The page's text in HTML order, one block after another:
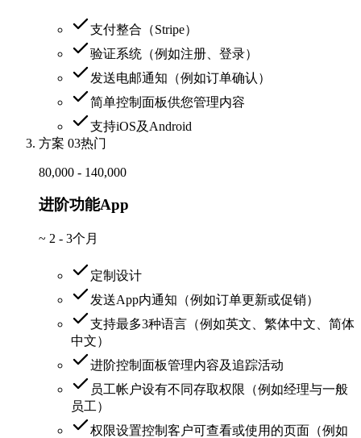
支付整合（Stripe）
验证系统（例如注册、登录）
发送电邮通知（例如订单确认）
简单控制面板供您管理内容
支持iOS及Android
方案 03热门
80,000 - 140,000
进阶功能App
~ 2 - 3个月
定制设计
发送App内通知（例如订单更新或促销）
支持最多3种语言（例如英文、繁体中文、简体
中文）
进阶控制面板管理内容及追踪活动
员工帐户设有不同存取权限（例如经理与一般
员工）
权限设置控制客户可查看或使用的页面（例如